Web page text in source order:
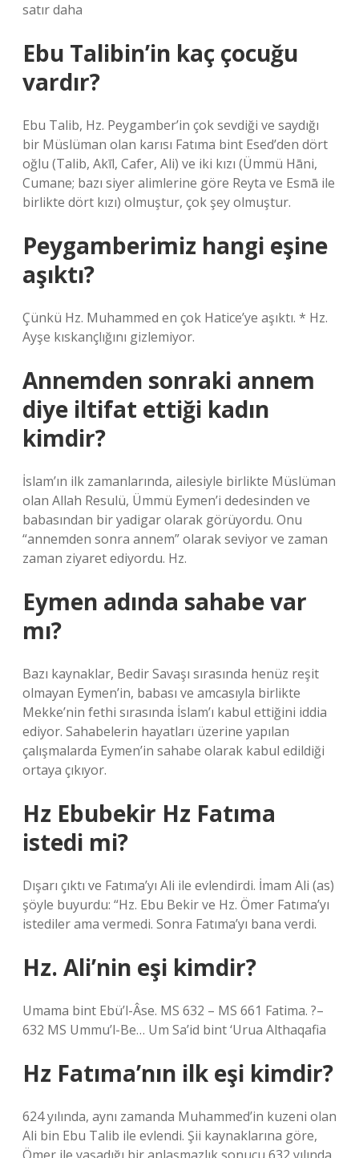
satır daha
Ebu Talibin’in kaç çocuğu
vardır?
Ebu Talib, Hz. Peygamber’in çok sevdiği ve saydığı
bir Müslüman olan karısı Fatıma bint Esed’den dört
oğlu (Talib, Akīl, Cafer, Ali) ve iki kızı (Ümmü Hāni,
Cumane; bazı siyer alimlerine göre Reyta ve Esmā ile
birlikte dört kızı) olmuştur, çok şey olmuştur.
Peygamberimiz hangi eşine
aşıktı?
Çünkü Hz. Muhammed en çok Hatice’ye aşıktı. * Hz.
Ayşe kıskançlığını gizlemiyor.
Annemden sonraki annem
diye iltifat ettiği kadın
kimdir?
İslam’ın ilk zamanlarında, ailesiyle birlikte Müslüman
olan Allah Resulü, Ümmü Eymen’i dedesinden ve
babasından bir yadigar olarak görüyordu. Onu
“annemden sonra annem” olarak seviyor ve zaman
zaman ziyaret ediyordu. Hz.
Eymen adında sahabe var
mı?
Bazı kaynaklar, Bedir Savaşı sırasında henüz reşit
olmayan Eymen’in, babası ve amcasıyla birlikte
Mekke’nin fethi sırasında İslam’ı kabul ettiğini iddia
ediyor. Sahabelerin hayatları üzerine yapılan
çalışmalarda Eymen’in sahabe olarak kabul edildiği
ortaya çıkıyor.
Hz Ebubekir Hz Fatıma
istedi mi?
Dışarı çıktı ve Fatıma’yı Ali ile evlendirdi. İmam Ali (as)
şöyle buyurdu: “Hz. Ebu Bekir ve Hz. Ömer Fatıma’yı
istediler ama vermedi. Sonra Fatıma’yı bana verdi.
Hz. Ali’nin eşi kimdir?
Umama bint Ebü’l-Âse. MS 632 – MS 661 Fatima. ?–
632 MS Ummu’l-Be… Um Sa’id bint ‘Urua Althaqafia
Hz Fatıma’nın ilk eşi kimdir?
624 yılında, aynı zamanda Muhammed’in kuzeni olan
Ali bin Ebu Talib ile evlendi. Şii kaynaklarına göre,